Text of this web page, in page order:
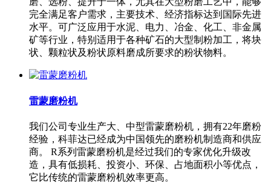
完全满足客户需求，主要技术、经济指标达到国际先进
水平。可广泛应用于水泥、电力、冶金、化工、非金属
矿等行业，特别适用于各种矿石的大型制粉加工，将块
状、颗粒状及粉状原料磨成所要求的粉状物料。
雷蒙磨粉机
我们公司专业生产大、中型雷蒙磨粉机，拥有22年磨粉
经验，科菲达已经成为中国领先的磨粉机制造商和供应
商。 R系列雷蒙磨粉机是经过我们的专家优化升级改
造，具有低损耗、投资小、环保、占地面积小等优点，
它比传统的雷蒙磨粉机效率更高。